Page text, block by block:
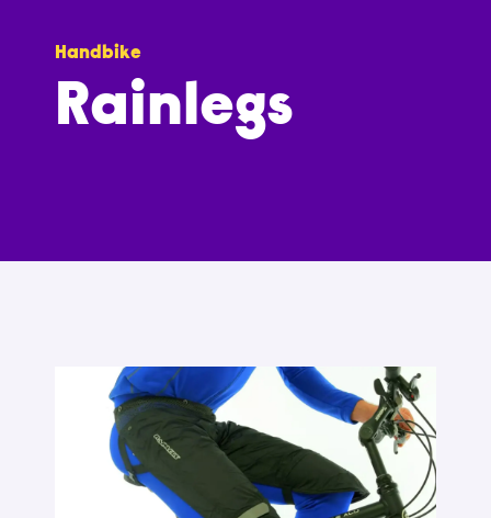
Handbike
Rainlegs